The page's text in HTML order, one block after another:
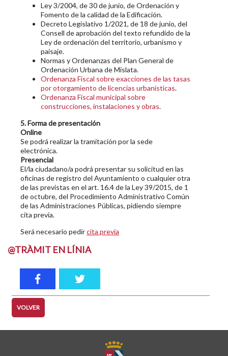
Ley 3/2004, de 30 de junio, de Ordenación y
Fomento de la calidad de la Edificación.
Decreto Legislativo 1/2021, de 18 de junio, del
Consell de aprobación del texto refundido de la
Ley de ordenación del territorio, urbanismo y
paisaje.
Normas y Ordenanzas del Plan General de
Ordenación Urbana de Mislata.
Ordenanza Fiscal sobre exacciones de las tasas
por otorgamiento de licencias urbanísticas.
Ordenanza Fiscal municipal sobre
construcciones, instalaciones y obras.
5. Forma de presentación
Online
Se podrá realizar la tramitación por la sede
electrónica.
Presencial
El/la ciudadano/a podrá presentar su solicitud en las
oficinas de registro del Ayuntamiento o cualquier otra
de las previstas en el art. 16.4 de la Ley 39/2015, de 1
de octubre, del Procedimiento Administrativo Común
de las Administraciones Públicas, pidiendo siempre
cita previa.
Será necesario pedircita previa
@TRÀMIT EN LÍNIA
VOLVER